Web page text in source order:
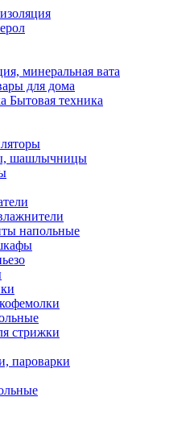
минеральная вата
для дома
Бытовая техника
шашлычницы
напольные
стрижки
пароварки